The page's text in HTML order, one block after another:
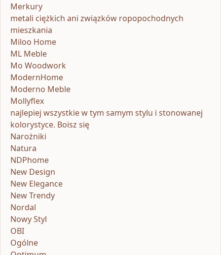
Merkury
metali ciężkich ani związków ropopochodnych
mieszkania
Miloo Home
ML Meble
Mo Woodwork
ModernHome
Moderno Meble
Mollyflex
najlepiej wszystkie w tym samym stylu i stonowanej
kolorystyce. Boisz się
Narożniki
Natura
NDPhome
New Design
New Elegance
New Trendy
Nordal
Nowy Styl
OBI
Ogólne